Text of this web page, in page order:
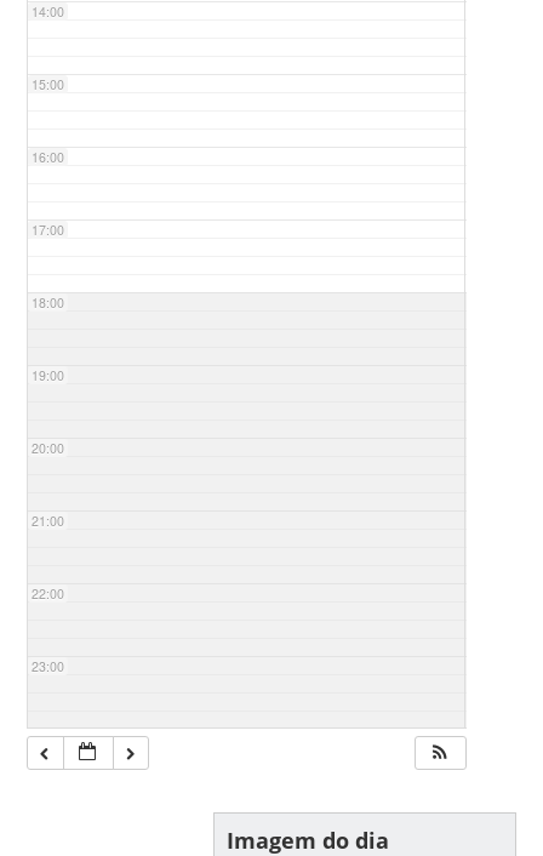
14:00
15:00
16:00
17:00
18:00
19:00
20:00
21:00
22:00
23:00
Imagem do dia